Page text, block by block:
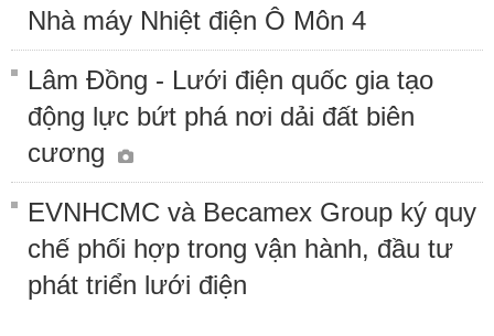
Nhà máy Nhiệt điện Ô Môn 4
Lâm Đồng - Lưới điện quốc gia tạo
động lực bứt phá nơi dải đất biên
cương
EVNHCMC và Becamex Group ký quy
chế phối hợp trong vận hành, đầu tư
phát triển lưới điện